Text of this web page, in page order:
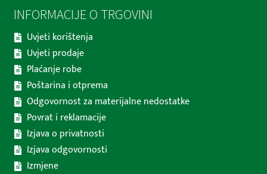
INFORMACIJE O TRGOVINI
Uvjeti korištenja
Uvjeti prodaje
Plaćanje robe
Poštarina i otprema
Odgovornost za materijalne nedostatke
Povrat i reklamacije
Izjava o privatnosti
Izjava odgovornosti
Izmjene